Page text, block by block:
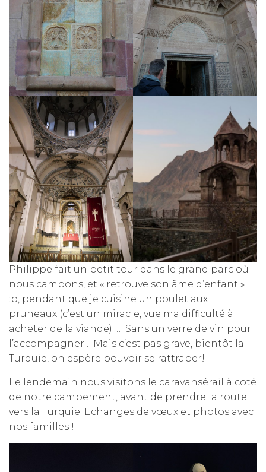
Philippe fait un petit tour dans le grand parc où
nous campons, et « retrouve son âme d’enfant »
:p, pendant que je cuisine un poulet aux
pruneaux (c’est un miracle, vue ma difficulté à
acheter de la viande). … Sans un verre de vin pour
l’accompagner… Mais c’est pas grave, bientôt la
Turquie, on espère pouvoir se rattraper!
Le lendemain nous visitons le caravansérail à coté
de notre campement, avant de prendre la route
vers la Turquie. Echanges de vœux et photos avec
nos familles !